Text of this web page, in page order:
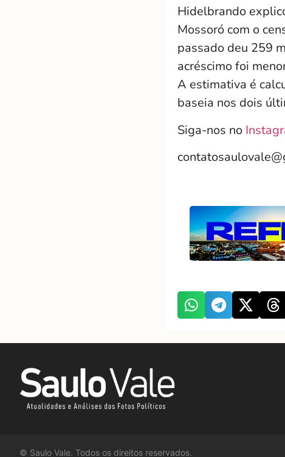
Hidelbrando
Mossoró com o
passado deu 259
acréscimo foi
A estimativa é
baseia nos dois
Siga-nos no
© Saulo Vale. Todos os direitos reservados.